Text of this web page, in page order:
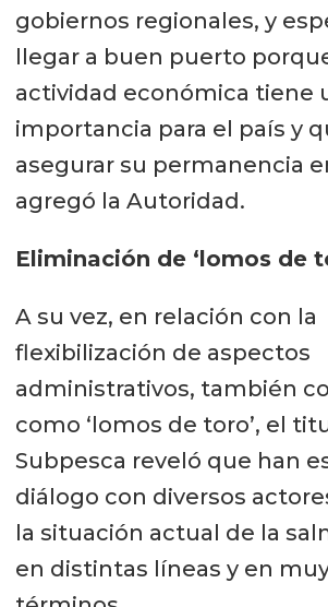
gobiernos regionales, y
llegar a buen puerto
actividad económica tiene
importancia para el país y
asegurar su permanencia
agregó la Autoridad.
Eliminación de ‘lomos de
A su vez, en relación con la
flexibilización de aspectos
administrativos, también
como ‘lomos de toro’, el
Subpesca reveló que han
diálogo con diversos
la situación actual de la
en distintas líneas y en